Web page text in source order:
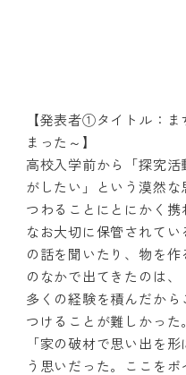
【発表者①タイトル：ま
まった～】
高校入学前から「探究活
がしたい」という漠然な
つわることにとにかく携
なお大切に保管されて
の話を聞いたり、物を
のなかで出てきたのは、
多くの経験を積んだか
つけることが難しかっ
「家の破材で思い出を
う思いだった。ここを